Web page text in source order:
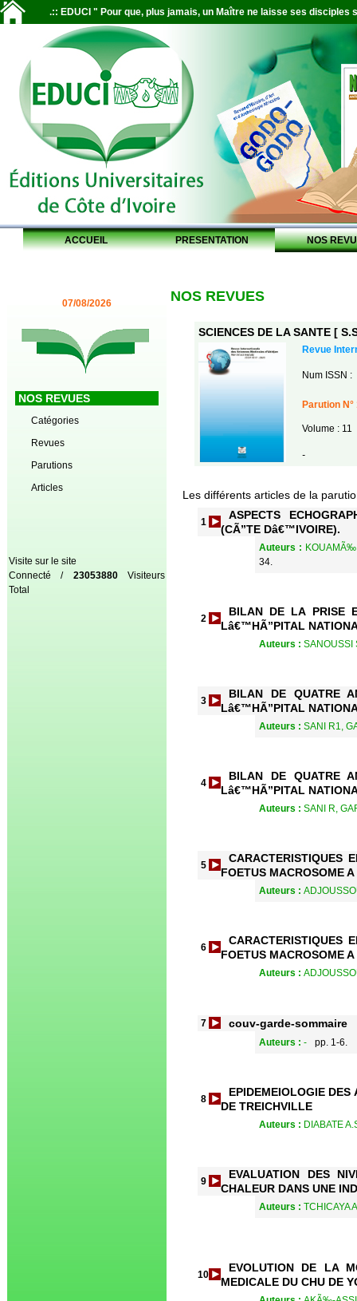
.:: EDUCI " Pour que, plus jamais, un Maître ne laisse ses disciples
ACCUEIL PRESENTATION NOS
07/08/2026
NOS REVUES
Catégories
Revues
Parutions
Articles
Visite sur le site
Connecté / 23053880Visiteurs
Total
NOS REVUES
SCIENCES DE LA SANTE [
Revue
Num ISSN :
Parution N°
Volume : 11
-
Les différents articles de la
1
ASPECTS
(CÃ”TE Dâ€™IVOIRE).
Auteurs :
34.
2
BILAN DE LA PRISE
Lâ€™HÃ”PITAL
Auteurs : SANOUSSI
3
BILAN DE QUATRE
Lâ€™HÃ”PITAL
Auteurs : SANI R1,
4
BILAN DE QUATRE
Lâ€™HÃ”PITAL
Auteurs : SANI R,
5
CARACTERISTIQUES
FOETUS MACROSOME
Auteurs :
6
CARACTERISTIQUES
FOETUS MACROSOME
Auteurs :
7 couv-garde-sommaire
Auteurs : - pp. 1-6.
8
EPIDEMEIOLOGIE
DE TREICHVILLE
Auteurs : DIABATE
9
EVALUATION DES
CHALEUR DANS UNE
Auteurs : TCHICAYA
10
EVOLUTION DE LA
MEDICALE DU CHU DE